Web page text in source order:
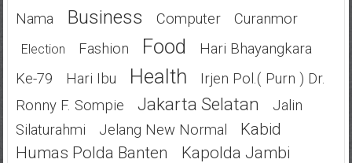
Nama
Business Computer Curanmor
Election Fashion Food
Hari Bhayangkara
Ke-79
Hari Ibu Health
Irjen Pol.( Purn ) Dr.
Ronny F. Sompie
Jakarta Selatan
Jalin
Silaturahmi
Jelang New Normal
Kabid
Humas Polda Banten
Kapolda Jambi